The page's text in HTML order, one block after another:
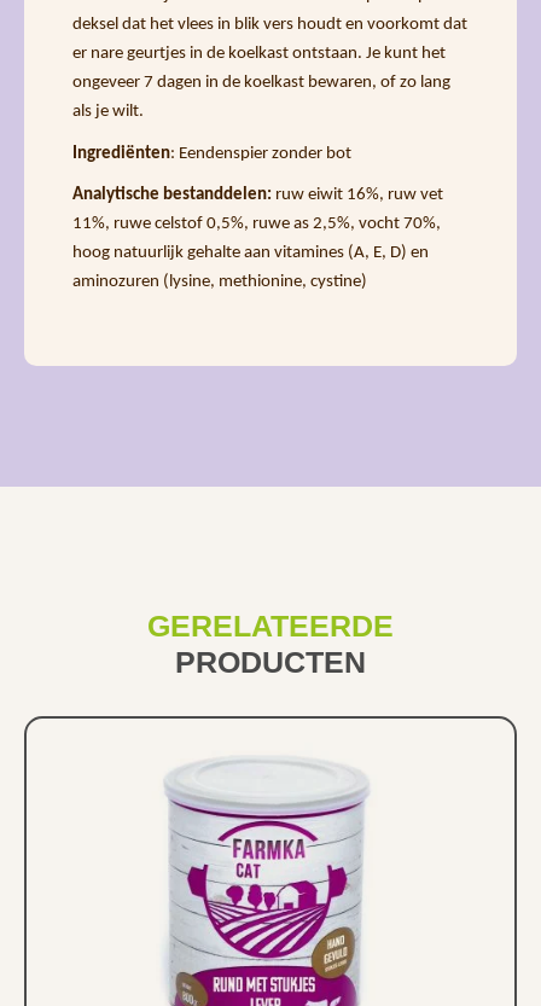
deksel dat het vlees in blik vers houdt en voorkomt dat
er nare geurtjes in de koelkast ontstaan. Je kunt het
ongeveer 7 dagen in de koelkast bewaren, of zo lang
als je wilt.
Ingrediënten: Eendenspier zonder bot
Analytische bestanddelen: ruw eiwit 16%, ruw vet
11%, ruwe celstof 0,5%, ruwe as 2,5%, vocht 70%,
hoog natuurlijk gehalte aan vitamines (A, E, D) en
aminozuren (lysine, methionine, cystine)
GERELATEERDE
PRODUCTEN